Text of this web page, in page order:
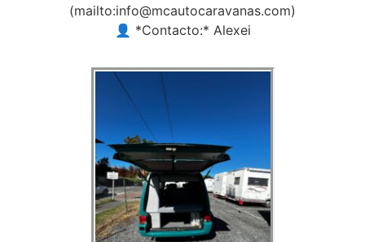
(mailto:info@mcautocaravanas.com)
👤 *Contacto:* Alexei